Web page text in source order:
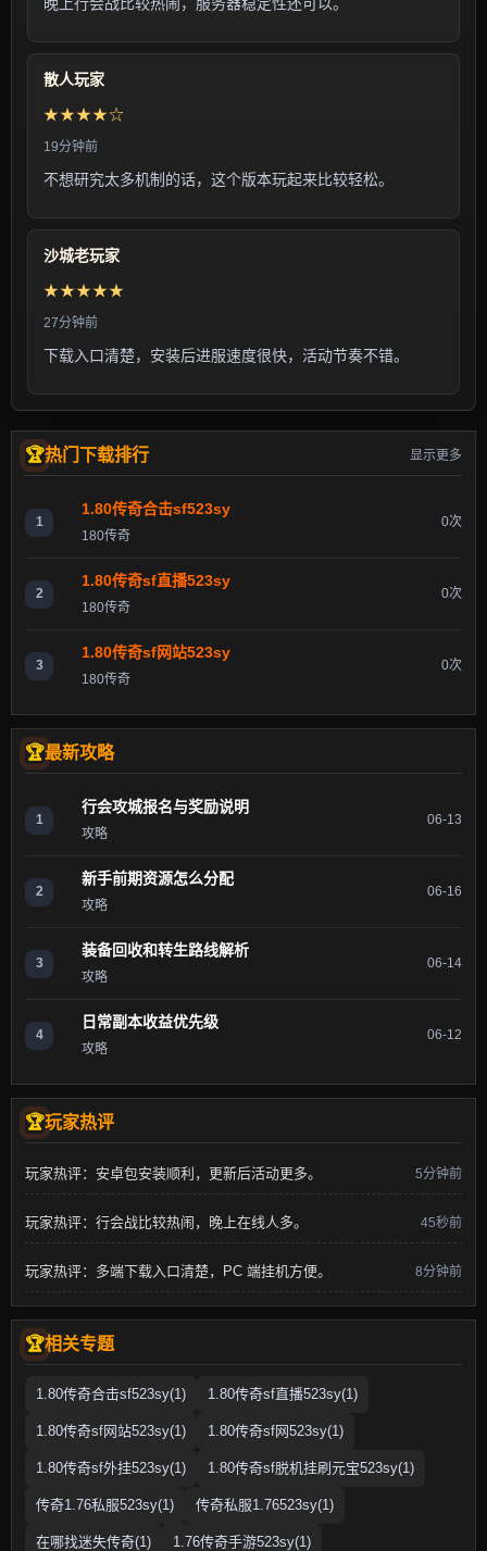
散人玩家
★★★★☆
19分钟前
不想研究太多机制的话，这个版本玩起来比较轻松。
沙城老玩家
★★★★★
27分钟前
下载入口清楚，安装后进服速度很快，活动节奏不错。
热门下载排行 显示更多
1
1.80传奇合击sf523sy
180传奇
0次
2
1.80传奇sf直播523sy
180传奇
0次
3
1.80传奇sf网站523sy
180传奇
0次
最新攻略
1
行会攻城报名与奖励说明
攻略
06-13
2
新手前期资源怎么分配
攻略
06-16
3
装备回收和转生路线解析
攻略
06-14
4
日常副本收益优先级
攻略
06-12
玩家热评
玩家热评：安卓包安装顺利，更新后活动更多。 5分钟前
玩家热评：行会战比较热闹，晚上在线人多。 45秒前
玩家热评：多端下载入口清楚，PC 端挂机方便。 8分钟前
相关专题
1.80传奇合击sf523sy(1) 1.80传奇sf直播523sy(1)
1.80传奇sf网站523sy(1) 1.80传奇sf网523sy(1)
1.80传奇sf外挂523sy(1) 1.80传奇sf脱机挂刷元宝523sy(1)
传奇1.76私服523sy(1) 传奇私服1.76523sy(1)
在哪找迷失传奇(1) 1.76传奇手游523sy(1)